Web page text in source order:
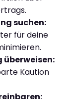
suchen:
für deine
überweisen:
Kaution